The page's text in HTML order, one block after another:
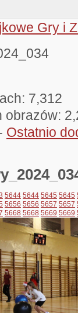
Gry i
7,312
obrazów:
Ostatnio
5644 5644 5645 5645
5656 5656 5657 5657
5668 5668 5669 5669